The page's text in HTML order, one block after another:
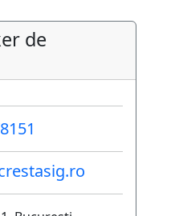
de